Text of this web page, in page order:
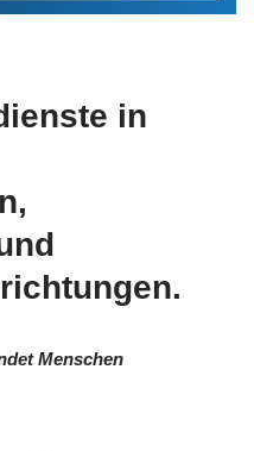
in
Menschen